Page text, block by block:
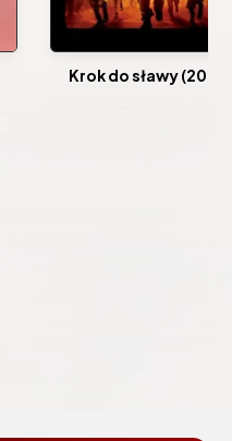
Krok do sławy (2007)